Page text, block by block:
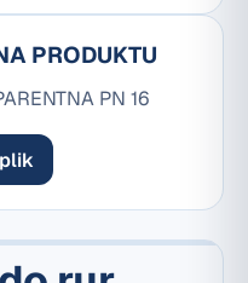
PRODUKTU
PN 16